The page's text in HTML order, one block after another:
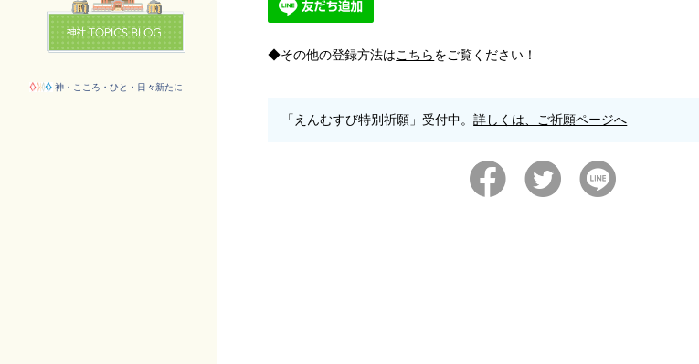
神・こころ・ひと・日々新たに
その他の登録方法はこちらをご覧ください！
「えんむすび特別祈願」受付中。詳しくは、ご祈願ページへ